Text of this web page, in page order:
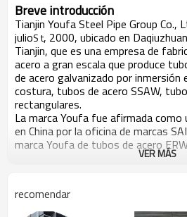
Breve introducción
Tianjin Youfa Steel Pipe Group Co.,
julioS t, 2000, ubicado en
Tianjin, que es una empresa de
acero a gran escala que produce
de acero galvanizado por inmersión
costura, tubos de acero SSAW,
rectangulares.
La marca Youfa fue afirmada como
en China por la oficina de marcas
marca Youfa de tubos de acero
galvanizado por inmersión en
consecutivos. En seis años
sido calificado como las 500
VER MÁS
recomendar